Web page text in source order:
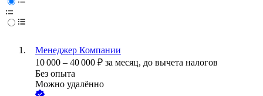
Менеджер Компании
10 000 – 40 000 ₽ за месяц, до вычета налогов
Без опыта
Можно удалённо